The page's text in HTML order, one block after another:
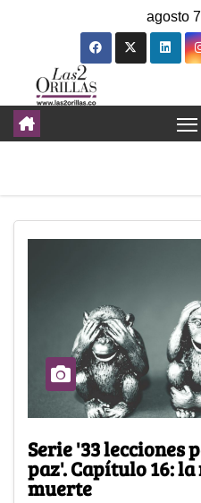
agosto
Serie '33 lecciones
paz'. Capítulo 16:
muerte